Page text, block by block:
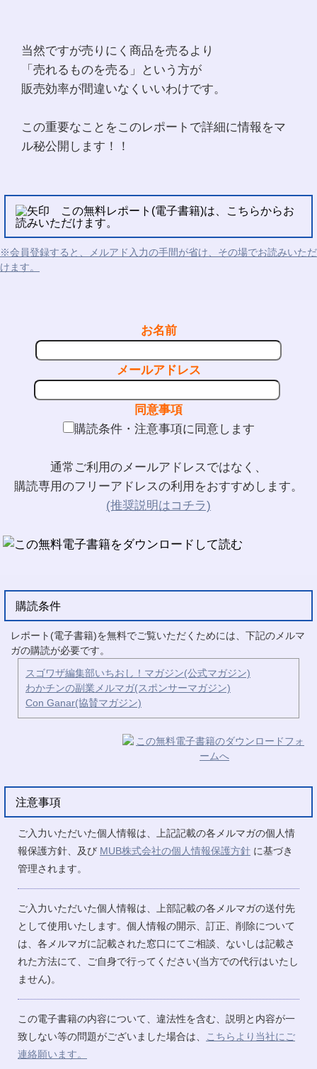
当然ですが売りにく商品を売るより
「売れるものを売る」という方が
販売効率が間違いなくいいわけです。
この重要なことをこのレポートで詳細に情報をマ
ル秘公開します！！
この無料レポート(電子書籍)は、こちらからお
読みいただけます。
※会員登録すると、メルアド入力の手間が省け、その場でお読みいただ
けます。
お名前
メールアドレス
同意事項
購読条件・注意事項に同意します
通常ご利用のメールアドレスではなく、
購読専用のフリーアドレスの利用をおすすめします。
(推奨説明はコチラ)
購読条件
レポート(電子書籍)を無料でご覧いただくためには、下記のメルマ
ガの購読が必要です。
スゴワザ編集部いちおし！マガジン(公式マガジン)
わかチンの副業メルマガ(スポンサーマガジン)
Con Ganar(協賛マガジン)
注意事項
ご入力いただいた個人情報は、上記記載の各メルマガの個人情
報保護方針、及び MUB株式会社の個人情報保護方針 に基づき
管理されます。
ご入力いただいた個人情報は、上部記載の各メルマガの送付先
として使用いたします。個人情報の開示、訂正、削除について
は、各メルマガに記載された窓口にてご相談、ないしは記載さ
れた方法にて、ご自身で行ってください(当方での代行はいたし
ません)。
この電子書籍の内容について、違法性を含む、説明と内容が一
致しない等の問題がございました場合は、
こちらより当社にご
連絡願います。